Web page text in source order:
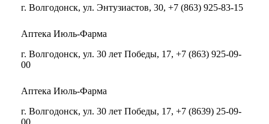
г. Волгодонск, ул. Энтузиастов, 30, +7 (863) 925-83-15
Аптека Июль-Фарма
г. Волгодонск, ул. 30 лет Победы, 17, +7 (863) 925-09-
00
Аптека Июль-Фарма
г. Волгодонск, ул. 30 лет Победы, 17, +7 (8639) 25-09-